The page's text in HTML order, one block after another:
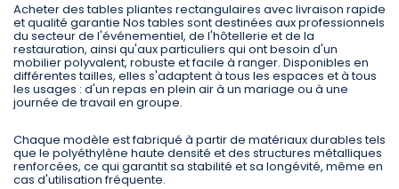
Acheter des tables pliantes rectangulaires avec livraison rapide
et qualité garantie Nos tables sont destinées aux professionnels
du secteur de l'événementiel, de l'hôtellerie et de la
restauration, ainsi qu'aux particuliers qui ont besoin d'un
mobilier polyvalent, robuste et facile à ranger. Disponibles en
différentes tailles, elles s'adaptent à tous les espaces et à tous
les usages : d'un repas en plein air à un mariage ou à une
journée de travail en groupe.
Chaque modèle est fabriqué à partir de matériaux durables tels
que le polyéthylène haute densité et des structures métalliques
renforcées, ce qui garantit sa stabilité et sa longévité, même en
cas d'utilisation fréquente.